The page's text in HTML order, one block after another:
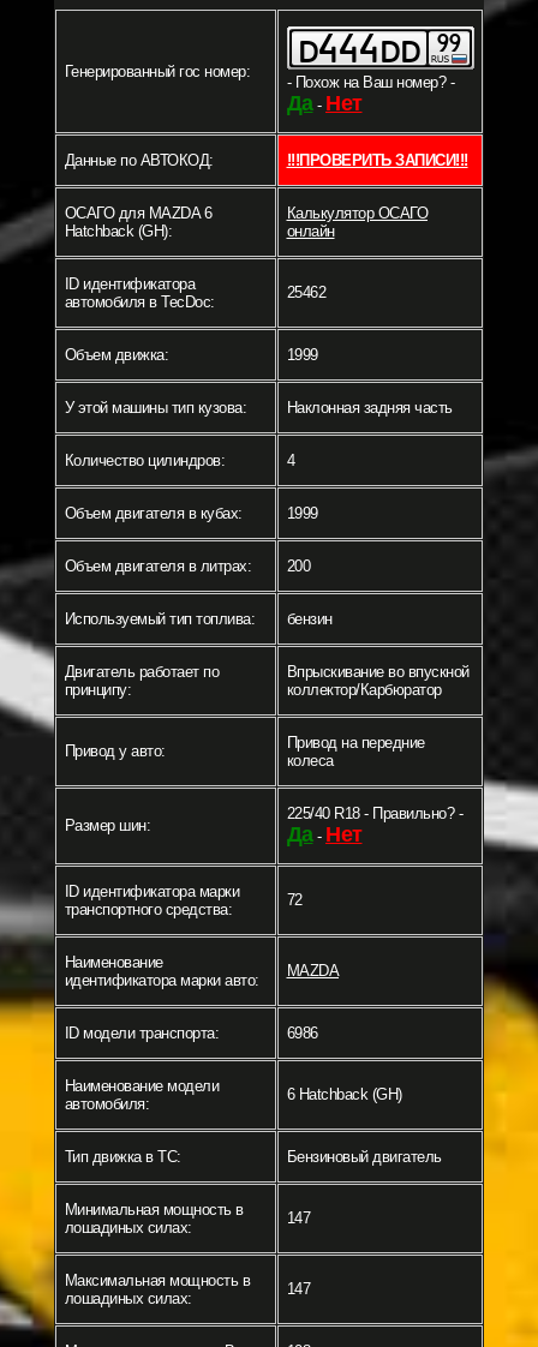
Генерированный гос номер:
- Похож на Ваш номер? -
Да- Нет
Данные по АВТОКОД: !!!ПРОВЕРИТЬ ЗАПИСИ!!!
ОСАГО для MAZDA 6
Hatchback (GH):
Калькулятор ОСАГО
онлайн
ID идентификатора
автомобиля в TecDoc:
25462
Объем движка: 1999
У этой машины тип кузова: Наклонная задняя часть
Количество цилиндров: 4
Объем двигателя в кубах: 1999
Объем двигателя в литрах: 200
Используемый тип топлива: бензин
Двигатель работает по
принципу:
Впрыскивание во впускной
коллектор/Карбюратор
Привод у авто:
Привод на передние
колеса
Размер шин:
225/40 R18 - Правильно? -
Да- Нет
ID идентификатора марки
транспортного средства:
72
Наименование
идентификатора марки авто:
MAZDA
ID модели транспорта: 6986
Наименование модели
автомобиля:
6 Hatchback (GH)
Тип движка в ТС: Бензиновый двигатель
Минимальная мощность в
лошадиных силах:
147
Максимальная мощность в
лошадиных силах:
147